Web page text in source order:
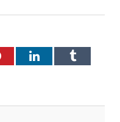
PinterestLinkedInTumblr